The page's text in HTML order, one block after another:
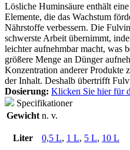
Lösliche Huminsäure enthält
Elemente, die das Wachstum
Nährstoffe verbessern. Die
schwerste Arbeit übernimmt,
leichter aufnehmbar macht, was
größere Menge an Dünger
Konzentration anderer Produkte
der Inhalt. Deshalb übertrifft
Dosierung: Klicken Sie hier für
Specifikationer
Gewicht n. v.
Liter 0,5 L, 1 L, 5 L, 10 L